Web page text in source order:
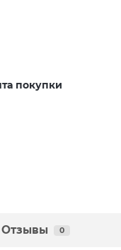
покупки
Отзывы 0